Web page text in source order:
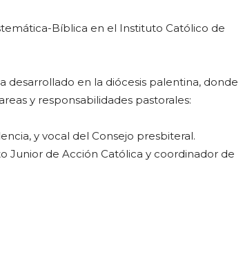
Bíblica en el Instituto Católico de
desarrollado en la diócesis palentina, donde
y responsabilidades pastorales:
y vocal del Consejo presbiteral.
Junior de Acción Católica y coordinador de